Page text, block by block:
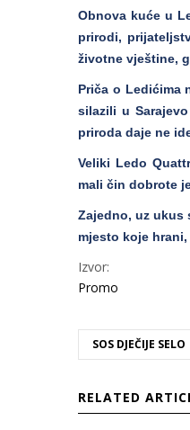
Obnova kuće u
prirodi,
životne vještine,
Priča o Ledićima
silazili u
priroda daje ne
Veliki Ledo
mali čin dobrote
Zajedno, uz ukus
mjesto koje
Izvor:
Promo
SOS DJEČIJE SELO
RELATED